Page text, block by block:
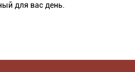
для вас день.